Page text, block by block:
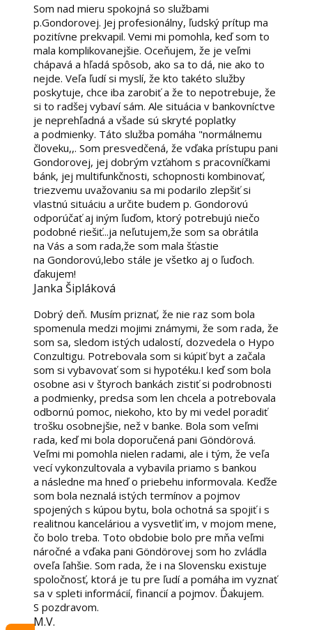
Som nad mieru spokojná so službami
p.Gondorovej. Jej profesionálny, ľudský prítup ma
pozitívne prekvapil. Vemi mi pomohla, keď som to
mala komplikovanejšie. Oceňujem, že je veľmi
chápavá a hľadá spôsob, ako sa to dá, nie ako to
nejde. Veľa ľudí si myslí, že kto takéto služby
poskytuje, chce iba zarobiť a že to nepotrebuje, že
si to radšej vybaví sám. Ale situácia v bankovníctve
je neprehľadná a všade sú skryté poplatky
a podmienky. Táto služba pomáha "normálnemu
človeku,,. Som presvedčená, že vďaka prístupu pani
Gondorovej, jej dobrým vzťahom s pracovníčkami
bánk, jej multifunkčnosti, schopnosti kombinovať,
triezvemu uvažovaniu sa mi podarilo zlepšiť si
vlastnú situáciu a určite budem p. Gondorovú
odporúčať aj iným ľuďom, ktorý potrebujú niečo
podobné riešiť...ja neľutujem,že som sa obrátila
na Vás a som rada,že som mala šťastie
na Gondorovú,lebo stále je všetko aj o ľuďoch.
ďakujem!
Janka Šipláková
Dobrý deň. Musím priznať, že nie raz som bola
spomenula medzi mojimi známymi, že som rada, že
som sa, sledom istých udalostí, dozvedela o Hypo
Conzultigu. Potrebovala som si kúpiť byt a začala
som si vybavovať som si hypotéku.I keď som bola
osobne asi v štyroch bankách zistiť si podrobnosti
a podmienky, predsa som len chcela a potrebovala
odbornú pomoc, niekoho, kto by mi vedel poradiť
trošku osobnejšie, než v banke. Bola som veľmi
rada, keď mi bola doporučená pani Göndörová.
Veľmi mi pomohla nielen radami, ale i tým, že veľa
vecí vykonzultovala a vybavila priamo s bankou
a následne ma hneď o priebehu informovala. Keďže
som bola neznalá istých termínov a pojmov
spojených s kúpou bytu, bola ochotná sa spojiť i s
realitnou kanceláriou a vysvetliť im, v mojom mene,
čo bolo treba. Toto obdobie bolo pre mňa veľmi
náročné a vďaka pani Göndörovej som ho zvládla
oveľa ľahšie. Som rada, že i na Slovensku existuje
spoločnosť, ktorá je tu pre ľudí a pomáha im vyznať
sa v spleti informácií, financií a pojmov. Ďakujem.
S pozdravom.
M.V.